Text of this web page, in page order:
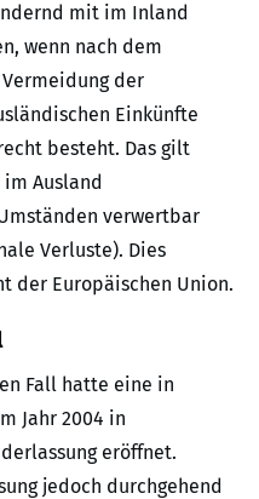
mit im Inland
wenn nach dem
der
Einkünfte
besteht. Das gilt
Ausland
verwertbar
Verluste). Dies
der Europäischen Union.
Fall hatte eine in
Jahr 2004 in
eröffnet.
jedoch durchgehend